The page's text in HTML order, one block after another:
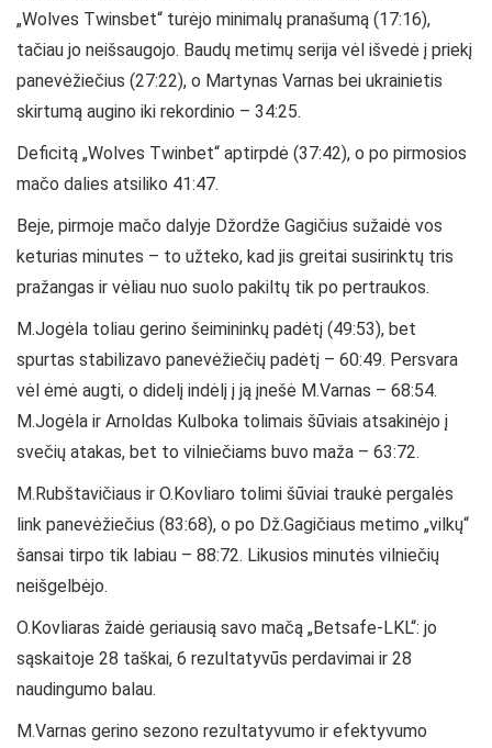
„Wolves Twinsbet“ turėjo minimalų pranašumą (17:16),
tačiau jo neišsaugojo. Baudų metimų serija vėl išvedė į priekį
panevėžiečius (27:22), o Martynas Varnas bei ukrainietis
skirtumą augino iki rekordinio – 34:25.
Deficitą „Wolves Twinbet“ aptirpdė (37:42), o po pirmosios
mačo dalies atsiliko 41:47.
Beje, pirmoje mačo dalyje Džordže Gagičius sužaidė vos
keturias minutes – to užteko, kad jis greitai susirinktų tris
pražangas ir vėliau nuo suolo pakiltų tik po pertraukos.
M.Jogėla toliau gerino šeimininkų padėtį (49:53), bet
spurtas stabilizavo panevėžiečių padėtį – 60:49. Persvara
vėl ėmė augti, o didelį indėlį į ją įnešė M.Varnas – 68:54.
M.Jogėla ir Arnoldas Kulboka tolimais šūviais atsakinėjo į
svečių atakas, bet to vilniečiams buvo maža – 63:72.
M.Rubštavičiaus ir O.Kovliaro tolimi šūviai traukė pergalės
link panevėžiečius (83:68), o po Dž.Gagičiaus metimo „vilkų“
šansai tirpo tik labiau – 88:72. Likusios minutės vilniečių
neišgelbėjo.
O.Kovliaras žaidė geriausią savo mačą „Betsafe-LKL“: jo
sąskaitoje 28 taškai, 6 rezultatyvūs perdavimai ir 28
naudingumo balau.
M.Varnas gerino sezono rezultatyvumo ir efektyvumo